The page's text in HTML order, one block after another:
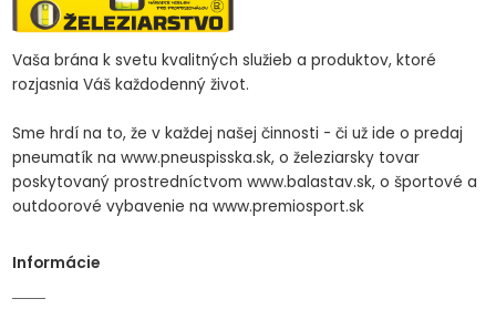
Vaša brána k svetu kvalitných služieb a produktov, ktoré
rozjasnia Váš každodenný život.
Sme hrdí na to, že v každej našej činnosti - či už ide o predaj
pneumatík na www.pneuspisska.sk, o železiarsky tovar
poskytovaný prostredníctvom www.balastav.sk, o športové a
outdoorové vybavenie na www.premiosport.sk
Informácie